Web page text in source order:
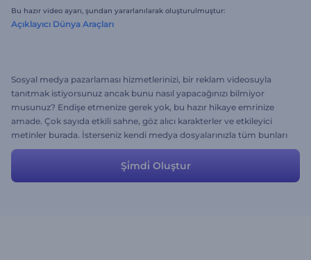
Bu hazır video ayarı, şundan yararlanılarak oluşturulmuştur:
Açıklayıcı Dünya Araçları
Sosyal medya pazarlaması hizmetlerinizi, bir reklam videosuyla
tanıtmak istiyorsunuz ancak bunu nasıl yapacağınızı bilmiyor
musunuz? Endişe etmenize gerek yok, bu hazır hikaye emrinize
amade. Çok sayıda etkili sahne, göz alıcı karakterler ve etkileyici
metinler burada. İsterseniz kendi medya dosyalarınızla tüm bunları
değiştirmeniz de mümkün. Bu hazır hikayeyi kullanarak video
oluşturma sürecinizi hızlandırın ve arzu ettiğiniz sonuca kolayca
ulaşın.
Şi̇mdi̇ Oluştur